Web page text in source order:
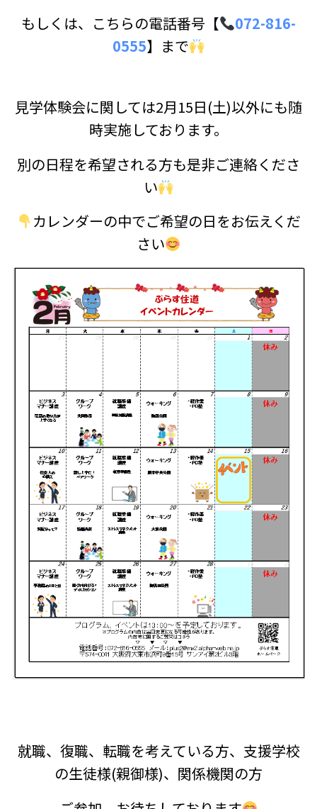
もしくは、こちらの電話番号【
072-816-
0555】まで
見学体験会に関しては2月15日(土)以外にも随
時実施しております。
別の日程を希望される方も是非ご連絡くださ
い
カレンダーの中でご希望の日をお伝えくだ
さい
就職、復職、転職を考えている方、支援学校
の生徒様(親御様)、関係機関の方